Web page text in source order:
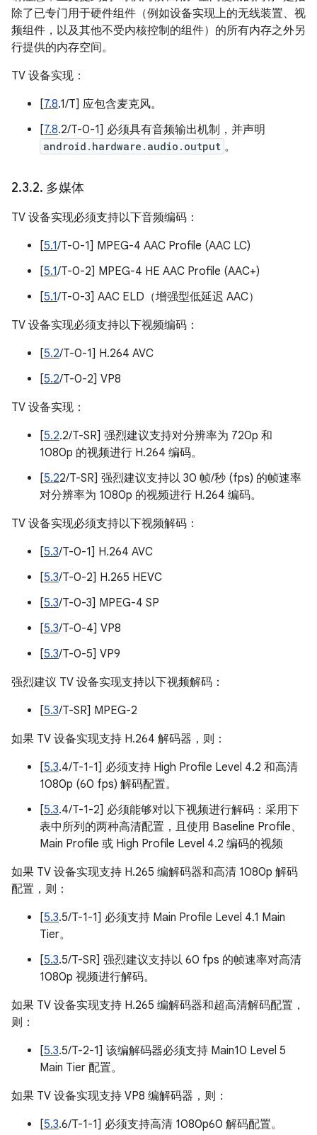
除了已专门用于硬件组件（例如设备实现上的无线装置、视
频组件，以及其他不受内核控制的组件）的所有内存之外另
行提供的内存空间。
TV 设备实现：
[7.8.1/T] 应包含麦克风。
[7.8.2/T-0-1] 必须具有音频输出机制，并声明
android.hardware.audio.output 。
2.3.2. 多媒体
TV 设备实现必须支持以下音频编码：
[5.1/T-0-1] MPEG-4 AAC Profile (AAC LC)
[5.1/T-0-2] MPEG-4 HE AAC Profile (AAC+)
[5.1/T-0-3] AAC ELD（增强型低延迟 AAC）
TV 设备实现必须支持以下视频编码：
[5.2/T-0-1] H.264 AVC
[5.2/T-0-2] VP8
TV 设备实现：
[5.2.2/T-SR] 强烈建议支持对分辨率为 720p 和
1080p 的视频进行 H.264 编码。
[5.22/T-SR] 强烈建议支持以 30 帧/秒 (fps) 的帧速率
对分辨率为 1080p 的视频进行 H.264 编码。
TV 设备实现必须支持以下视频解码：
[5.3/T-0-1] H.264 AVC
[5.3/T-0-2] H.265 HEVC
[5.3/T-0-3] MPEG-4 SP
[5.3/T-0-4] VP8
[5.3/T-0-5] VP9
强烈建议 TV 设备实现支持以下视频解码：
[5.3/T-SR] MPEG-2
如果 TV 设备实现支持 H.264 解码器，则：
[5.3.4/T-1-1] 必须支持 High Profile Level 4.2 和高清
1080p (60 fps) 解码配置。
[5.3.4/T-1-2] 必须能够对以下视频进行解码：采用下
表中所列的两种高清配置，且使用 Baseline Profile、
Main Profile 或 High Profile Level 4.2 编码的视频
如果 TV 设备实现支持 H.265 编解码器和高清 1080p 解码
配置，则：
[5.3.5/T-1-1] 必须支持 Main Profile Level 4.1 Main
Tier。
[5.3.5/T-SR] 强烈建议支持以 60 fps 的帧速率对高清
1080p 视频进行解码。
如果 TV 设备实现支持 H.265 编解码器和超高清解码配置，
则：
[5.3.5/T-2-1] 该编解码器必须支持 Main10 Level 5
Main Tier 配置。
如果 TV 设备实现支持 VP8 编解码器，则：
[5.3.6/T-1-1] 必须支持高清 1080p60 解码配置。